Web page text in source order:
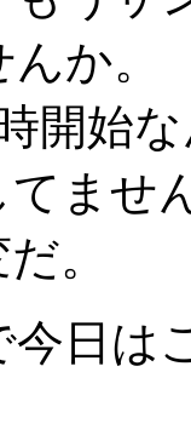
か。
開始
てませ
。
今日は